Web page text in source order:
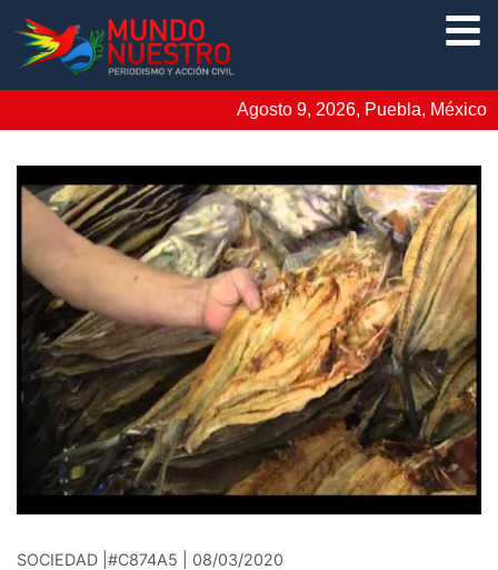
Agosto 9, 2026, Puebla, México
SOCIEDAD |#C874A5 | 08/03/2020